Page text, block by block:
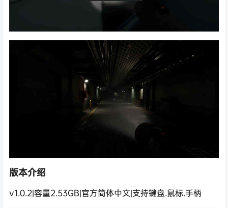
版本介绍
v1.0.2|容量2.53GB|官方简体中文|支持键盘.鼠标.手柄